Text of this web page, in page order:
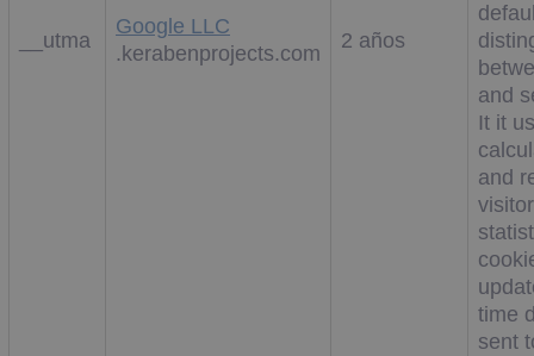
__utma
Google LLC
.kerabenprojects.com
2 años
and
It it
and
visitor
time
sent